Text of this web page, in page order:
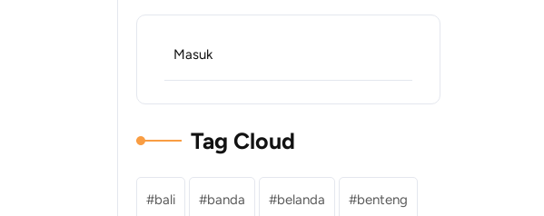
Masuk
Tag Cloud
bali banda belanda benteng